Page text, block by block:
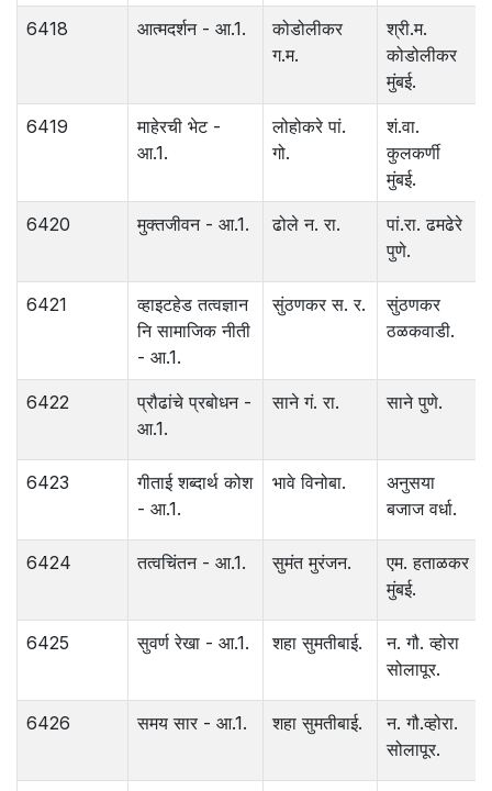
6418 आत्मदर्शन - आ.1.
कोडोलीकर
ग.म.
श्री.म.
कोडोलीकर
मुंबई.
6419
माहेरची भेट -
आ.1.
लोहोकरे पां.
गो.
शं.वा.
कुलकर्णी
मुंबई.
6420 मुक्तजीवन - आ.1. ढोले न. रा.
पां.रा. ढमढेरे
पुणे.
6421
व्हाइटहेड तत्वज्ञान
नि सामाजिक नीती
- आ.1.
सुंठणकर स. र.
सुंठणकर
ठळकवाडी.
6422
प्रौढांचे प्रबोधन -
आ.1.
साने गं. रा. साने पुणे.
6423
गीताई शब्दार्थ कोश
- आ.1.
भावे विनोबा.
अनुसया
बजाज वर्धा.
6424 तत्वचिंतन - आ.1. सुमंत मुरंजन.
एम. हताळकर
मुंबई.
6425 सुवर्ण रेखा - आ.1. शहा सुमतीबाई.
न. गौ. व्होरा
सोलापूर.
6426 समय सार - आ.1. शहा सुमतीबाई.
न. गौ.व्होरा.
सोलापूर.